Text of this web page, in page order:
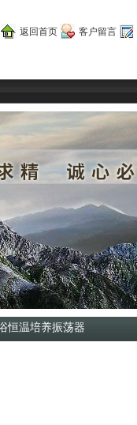
返回首页 客户留言
恒温培养振荡器